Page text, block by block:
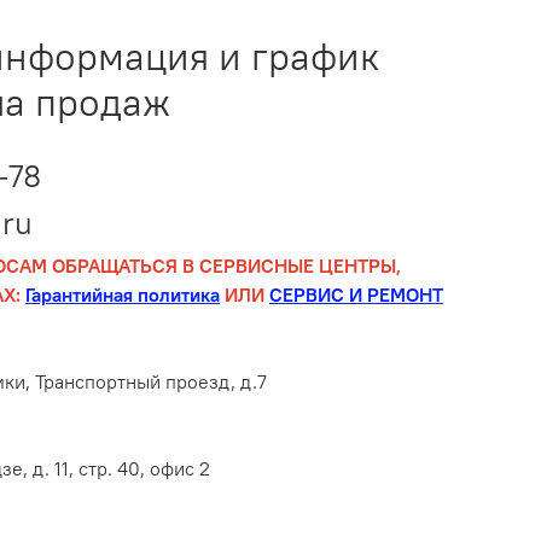
и график
продаж
ОБРАЩАТЬСЯ В СЕРВИСНЫЕ ЦЕНТРЫ,
Гарантийная политика ИЛИ СЕРВИС И РЕМОНТ
Транспортный проезд, д.7
д. 11, стр. 40, офис 2